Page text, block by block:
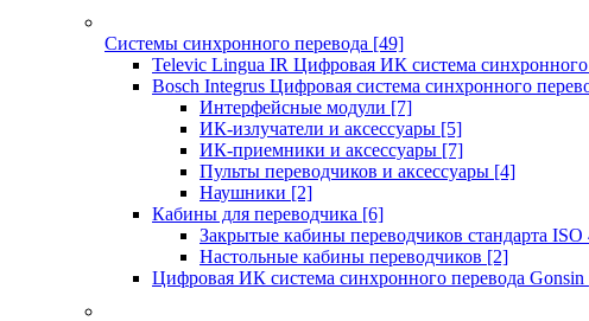
Системы синхронного перевода [49]
Televic Lingua IR Цифровая ИК система синхронного
Bosch Integrus Цифровая система синхронного
Интерфейсные модули [7]
ИК-излучатели и аксессуары [5]
ИК-приемники и аксессуары [7]
Пульты переводчиков и аксессуары [4]
Наушники [2]
Кабины для переводчика [6]
Закрытые кабины переводчиков стандарта ISO
Настольные кабины переводчиков [2]
Цифровая ИК система синхронного перевода Gonsin